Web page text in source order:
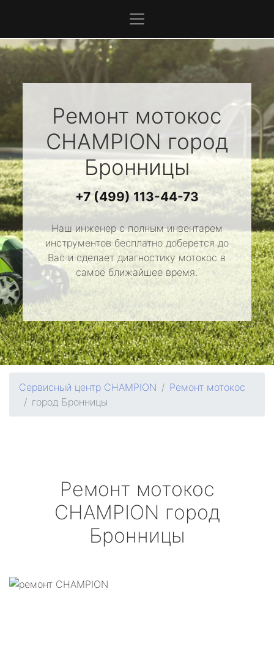
Ремонт мотокос
CHAMPION город
Бронницы
+7 (499) 113-44-73
Наш инженер с полным инвентарем
инструментов бесплатно доберется до
Вас и сделает диагностику мотокос в
самое ближайшее время.
Сервисный центр CHAMPION
Ремонт мотокос
город Бронницы
Ремонт мотокос
CHAMPION город
Бронницы